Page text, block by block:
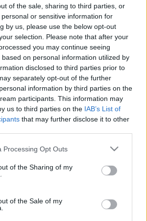
of the sale, sharing to third parties, or
or sensitive information for
by us, please use the below opt-out
selection. Please note that after your
you may continue seeing
on personal information utilized by
disclosed to third parties prior to
separately opt-out of the further
information by third parties on the
participants. This information may
us to third parties on the IAB’s List of
that may further disclose it to other
website/app uses one or more Google
or usage behaviour. You may click to
to Google and its third-party tags to
specified purposes in below Google
Processing Opt Outs
of the Sharing of my
of the Sale of my
elkeserítő a helyzet